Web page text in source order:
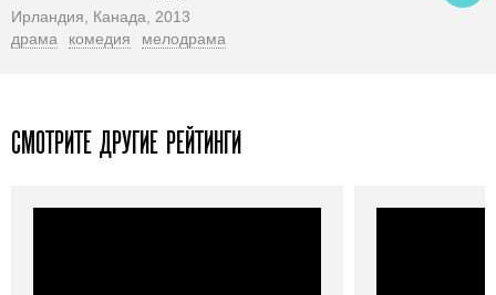
Ирландия, Канада, 2013
драма
комедия мелодрама
СМОТРИТЕ ДРУГИЕ РЕЙТИНГИ